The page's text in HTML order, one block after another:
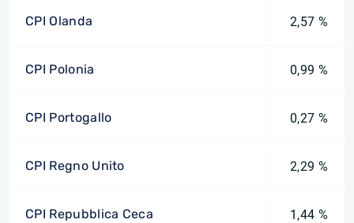
CPI Olanda 2,57 %
CPI Polonia 0,99 %
CPI Portogallo 0,27 %
CPI Regno Unito 2,29 %
CPI Repubblica Ceca 1,44 %